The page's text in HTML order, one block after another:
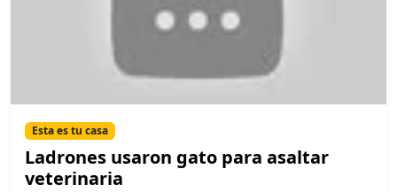
Esta es tu casa
Ladrones usaron gato para asaltar
veterinaria